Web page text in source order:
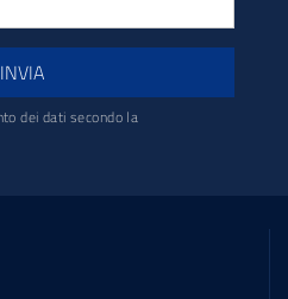
INVIA
dei dati secondo la